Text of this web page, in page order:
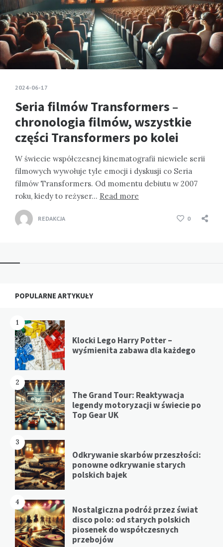
2024-06-17
Seria filmów Transformers –
chronologia filmów, wszystkie
części Transformers po kolei
W świecie współczesnej kinematografii niewiele serii
filmowych wywołuje tyle emocji i dyskusji co Seria
filmów Transformers. Od momentu debiutu w 2007
roku, kiedy to reżyser… Read more
REDAKCJA 0
Widgets
POPULARNE ARTYKUŁY
1
Klocki Lego Harry Potter –
wyśmienita zabawa dla każdego
2
The Grand Tour: Reaktywacja
legendy motoryzacji w świecie po
Top Gear UK
3
Odkrywanie skarbów przeszłości:
ponowne odkrywanie starych
polskich bajek
4
Nostalgiczna podróż przez świat
disco polo: od starych polskich
piosenek do współczesnych
przebojów